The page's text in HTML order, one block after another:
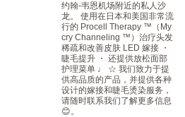
约翰-韦恩机场附近的私人沙
龙。 使用在日本和美国非常流
行的 Procell Therapy ™（My
cry Channeling ™）治疗头发
稀疏和改善皮肤 LED 嫁接 ・
睫毛提升 ・ 还提供放松面部
护理菜单 ♩ ☆ 我们致力于提
供高品质的产品，并提供各种
设计的嫁接和睫毛烫染服务，
请随时联系我们了解更多信息
😊。